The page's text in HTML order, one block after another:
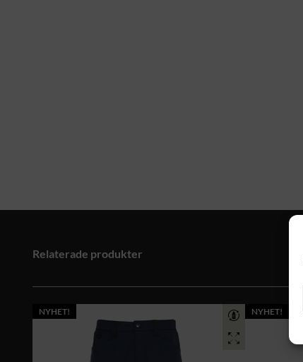
Relaterade produkter
NYHET! NYHET!